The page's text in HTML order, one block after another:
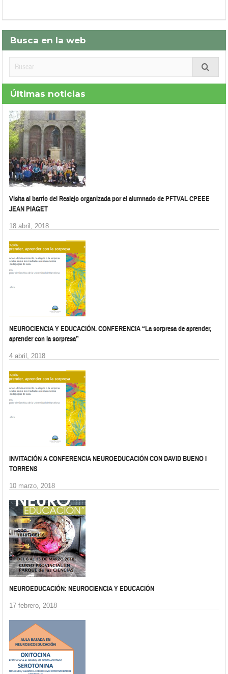
Busca en la web
Últimas noticias
Visita al barrio del Realejo organizada por el alumnado de PFTVAL CPEEE
JEAN PIAGET
18 abril, 2018
NEUROCIENCIA Y EDUCACIÓN. CONFERENCIA “La sorpresa de aprender,
aprender con la sorpresa”
4 abril, 2018
INVITACIÓN A CONFERENCIA NEUROEDUCACIÓN CON DAVID BUENO I
TORRENS
10 marzo, 2018
NEUROEDUCACIÓN: NEUROCIENCIA Y EDUCACIÓN
17 febrero, 2018